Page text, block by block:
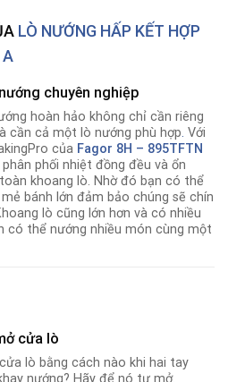
LÒ NƯỚNG HẤP KẾT HỢP
A
chuyên nghiệp
hoàn hảo không chỉ cần riêng
cần cả một lò nướng phù hợp. Với
của Fagor 8H – 895TFTN
phối nhiệt đồng đều và ổn
khoang lò. Nhờ đó bạn có thể
bánh lớn đảm bảo chúng sẽ chín
lò cũng lớn hơn và có nhiều
có thể nướng nhiều món cùng một
cửa lò
lò bằng cách nào khi hai tay
nướng? Hãy để nó tự mở.